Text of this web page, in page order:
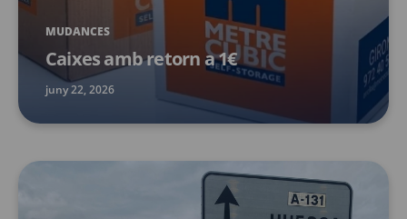
MUDANCES
Caixes amb retorn a 1€
juny 22, 2026